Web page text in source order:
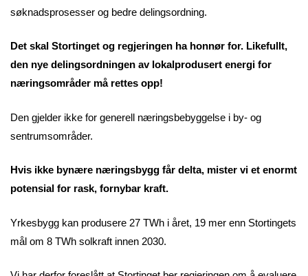
søknadsprosesser og bedre delingsordning.
Det skal Stortinget og regjeringen ha honnør for. Likefullt,
den nye delingsordningen av lokalprodusert energi for
næringsområder må rettes opp!
Den gjelder ikke for generell næringsbebyggelse i by- og
sentrumsområder.
Hvis ikke bynære næringsbygg får delta, mister vi et enormt
potensial for rask, fornybar kraft.
Yrkesbygg kan produsere 27 TWh i året, 19 mer enn Stortingets
mål om 8 TWh solkraft innen 2030.